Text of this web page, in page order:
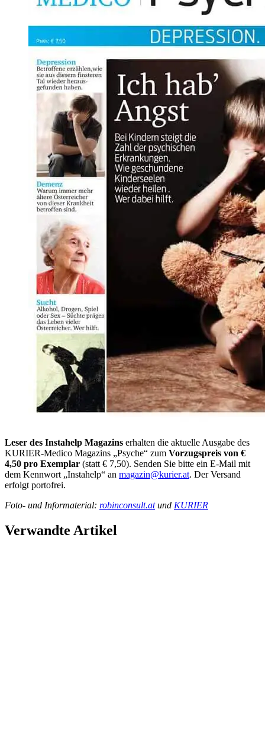
Leser des Instahelp Magazins erhalten die aktuelle Ausgabe des
KURIER-Medico Magazins „Psyche“ zum Vorzugspreis von €
4,50 pro Exemplar (statt € 7,50). Senden Sie bitte ein E-Mail mit
dem Kennwort „Instahelp“ an magazin@kurier.at. Der Versand
erfolgt portofrei.
Foto- und Informaterial: robinconsult.atund KURIER
Verwandte Artikel